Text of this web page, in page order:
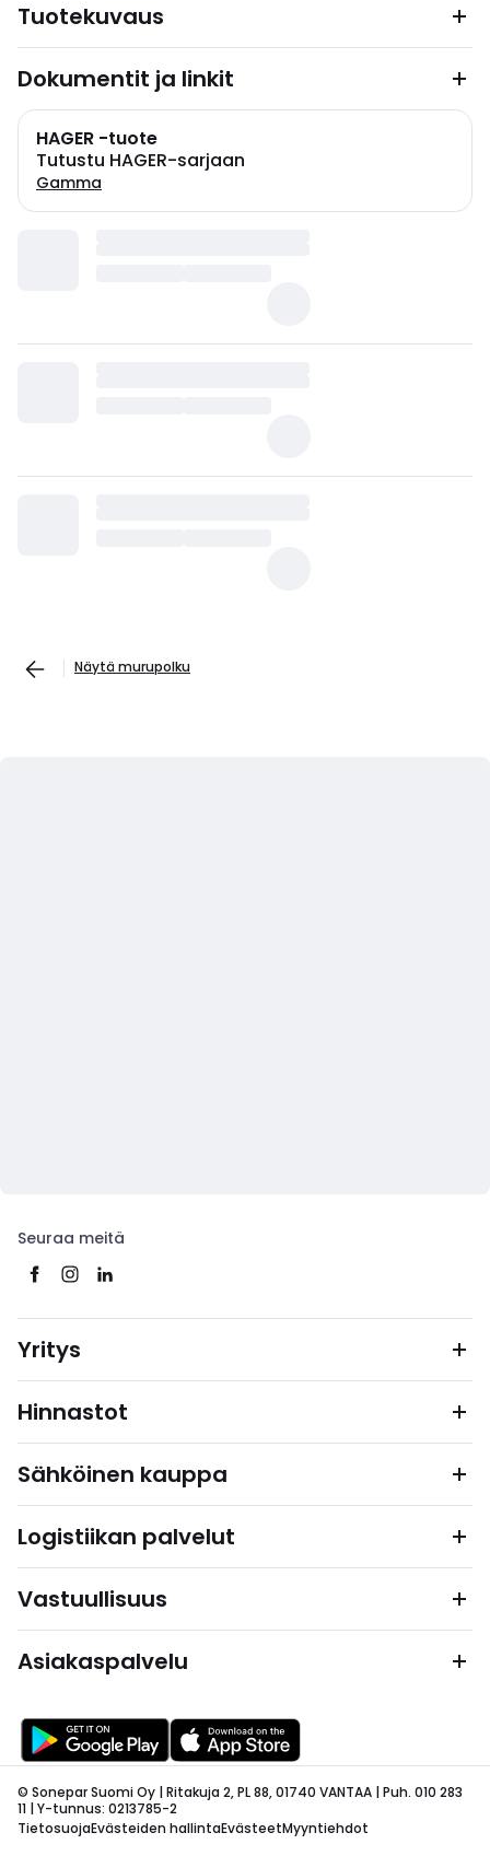
Tuotekuvaus
Dokumentit ja linkit
HAGER -tuote
Tutustu HAGER-sarjaan
Gamma
Näytä murupolku
Seuraa meitä
Yritys
Hinnastot
Sähköinen kauppa
Logistiikan palvelut
Vastuullisuus
Asiakaspalvelu
© Sonepar Suomi Oy | Ritakuja 2, PL 88, 01740 VANTAA | Puh. 010 283
11 | Y-tunnus: 0213785-2
TietosuojaEvästeiden hallintaEvästeetMyyntiehdot